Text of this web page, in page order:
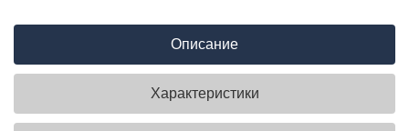
Описание
Характеристики